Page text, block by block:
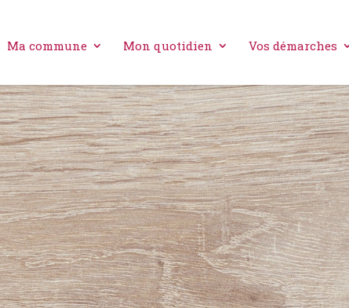
Ma commune Mon quotidien Vos démarches